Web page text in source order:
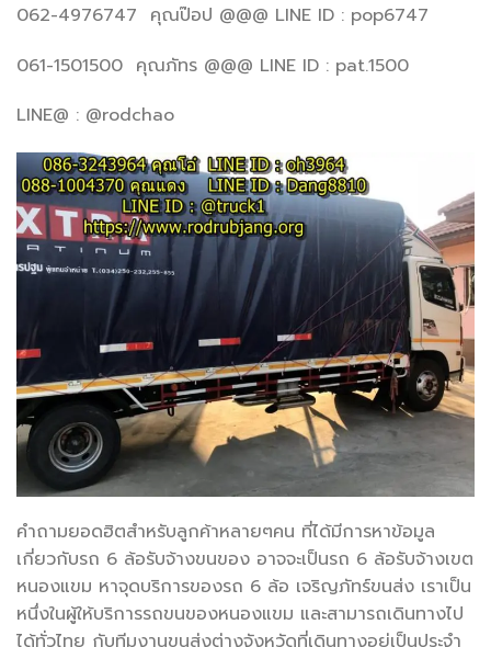
062-4976747 คุณป๊อป @@@ LINE ID : pop6747
061-1501500 คุณภัทร @@@ LINE ID : pat.1500
LINE@ : @rodchao
คำถามยอดฮิตสำหรับลูกค้าหลายๆคน ที่ได้มีการหาข้อมูล
เกี่ยวกับรถ 6 ล้อรับจ้างขนของ อาจจะเป็นรถ 6 ล้อรับจ้างเขต
หนองแขม หาจุดบริการของรถ 6 ล้อ เจริญภัทร์ขนส่ง เราเป็น
หนึ่งในผู้ให้บริการรถขนของหนองแขม และสามารถเดินทางไป